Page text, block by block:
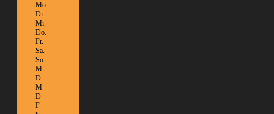
Mo.
Di.
Mi.
Do.
Fr.
Sa.
So.
M
D
M
D
F